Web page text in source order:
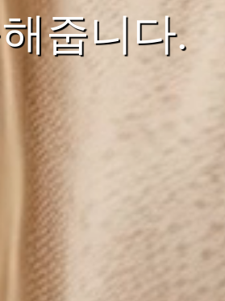
줍니다.